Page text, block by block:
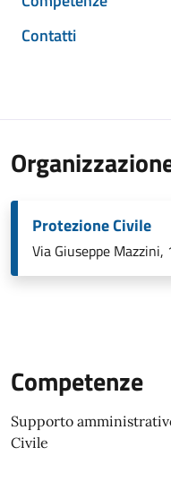
Contatti
Protezione Civile
Via Giuseppe
Competenze
Supporto
Civile